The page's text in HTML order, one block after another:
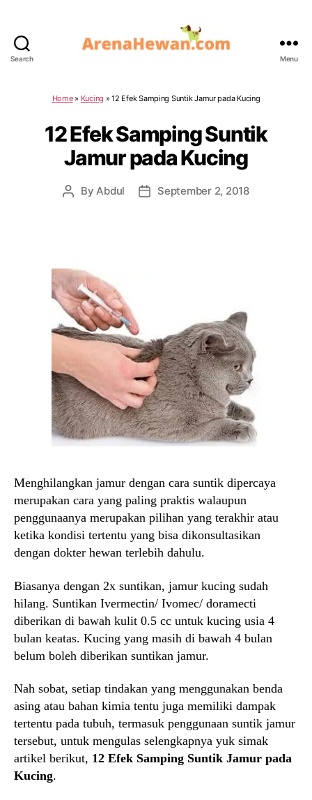
Search Menu
Home» Kucing »12 Efek Samping Suntik Jamur pada Kucing
12 Efek Samping Suntik
Jamur pada Kucing
PostByAbdul
PostSeptember 2, 2018
Menghilangkan jamur dengan cara suntik dipercaya
merupakan cara yang paling praktis walaupun
penggunaanya merupakan pilihan yang terakhir atau
ketika kondisi tertentu yang bisa dikonsultasikan
dengan dokter hewan terlebih dahulu.
Biasanya dengan 2x suntikan, jamur kucing sudah
hilang. Suntikan Ivermectin/ Ivomec/ doramecti
diberikan di bawah kulit 0.5 cc untuk kucing usia 4
bulan keatas. Kucing yang masih di bawah 4 bulan
belum boleh diberikan suntikan jamur.
Nah sobat, setiap tindakan yang menggunakan benda
asing atau bahan kimia tentu juga memiliki dampak
tertentu pada tubuh, termasuk penggunaan suntik jamur
tersebut, untuk mengulas selengkapnya yuk simak
artikel berikut, 12 Efek Samping Suntik Jamur pada
Kucing.